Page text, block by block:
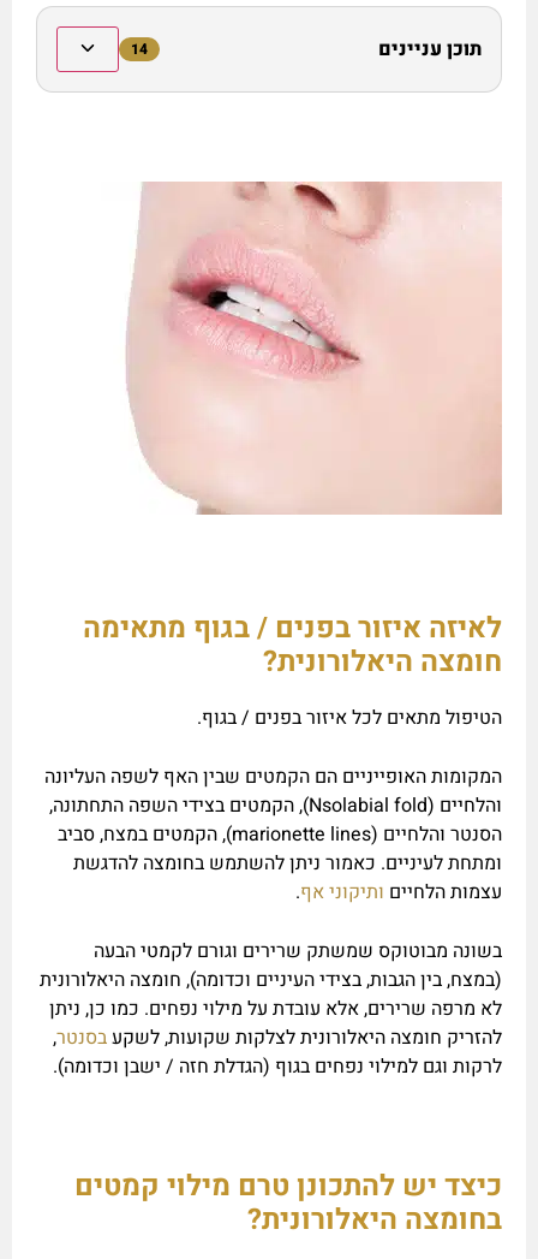
תוכן עניינים 14
לאיזה איזור בפנים / בגוף מתאימה
חומצה היאלורונית?
הטיפול מתאים לכל איזור בפנים / בגוף.
המקומות האופייניים הם הקמטים שבין האף לשפה העליונה
והלחיים (Nsolabial fold), הקמטים בצידי השפה התחתונה,
הסנטר והלחיים (marionette lines), הקמטים במצח, סביב
ומתחת לעיניים. כאמור ניתן להשתמש בחומצה להדגשת
עצמות הלחיים ותיקוני אף.
בשונה מבוטוקס שמשתק שרירים וגורם לקמטי הבעה
(במצח, בין הגבות, בצידי העיניים וכדומה), חומצה היאלורונית
לא מרפה שרירים, אלא עובדת על מילוי נפחים. כמו כן, ניתן
להזריק חומצה היאלורונית לצלקות שקועות, לשקעבסנטר,
לרקות וגם למילוי נפחים בגוף (הגדלת חזה / ישבן וכדומה).
כיצד יש להתכונן טרם מילוי קמטים
בחומצה היאלורונית?